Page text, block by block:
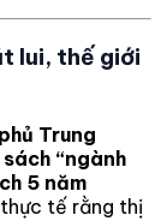
lui, thế giới
Trung
“ngành
5 năm
tế rằng thị